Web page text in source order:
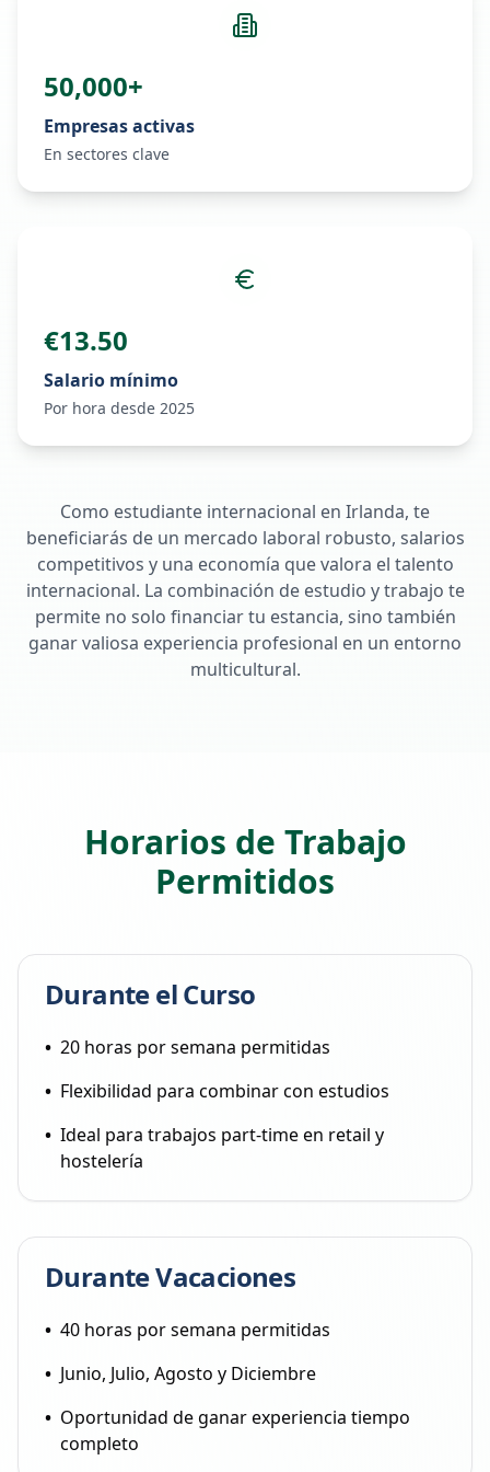
50,000+
Empresas activas
En sectores clave
€13.50
Salario mínimo
Por hora desde 2025
Como estudiante internacional en Irlanda, te
beneficiarás de un mercado laboral robusto, salarios
competitivos y una economía que valora el talento
internacional. La combinación de estudio y trabajo te
permite no solo financiar tu estancia, sino también
ganar valiosa experiencia profesional en un entorno
multicultural.
Horarios de Trabajo
Permitidos
Durante el Curso
• 20 horas por semana permitidas
• Flexibilidad para combinar con estudios
• Ideal para trabajos part-time en retail y
hostelería
Durante Vacaciones
• 40 horas por semana permitidas
• Junio, Julio, Agosto y Diciembre
• Oportunidad de ganar experiencia tiempo
completo